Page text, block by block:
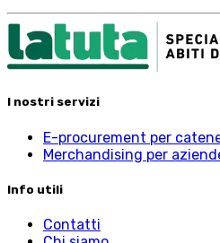
I nostri servizi
E-procurement per
Merchandising per
Info utili
Contatti